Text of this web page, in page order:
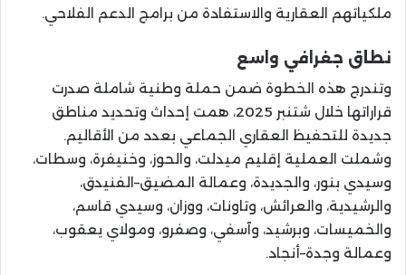
ملكياتهم العقارية والاستفادة من برامج الدعم الفلاحي.
نطاق جغرافي واسع
وتندرج هذه الخطوة ضمن حملة وطنية شاملة صدرت
قراراتها خلال شتنبر 2025، همت إحداث وتحديد مناطق
جديدة للتحفيظ العقاري الجماعي بعدد من الأقاليم.
وشملت العملية إقليم ميدلت، والحوز، وخنيفرة، وسطات،
وسيدي بنور، والجديدة، وعمالة المضيق–الفنيدق،
والرشيدية، والعرائش، وتاونات، ووزان، وسيدي قاسم،
والخميسات، وبرشيد، وآسفي، وصفرو، ومولاي يعقوب،
وعمالة وجدة–أنجاد.